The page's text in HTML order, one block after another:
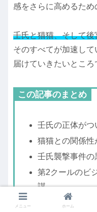
感をさらに高めるため
壬氏と猫猫、そして
そのすべてが加速し
届けていきたいところ
この記事のまとめ
壬氏の正体がつ
猫猫との関係性
壬氏襲撃事件
第2クールのビ
謀
マオマオが手
メニュー ホーム